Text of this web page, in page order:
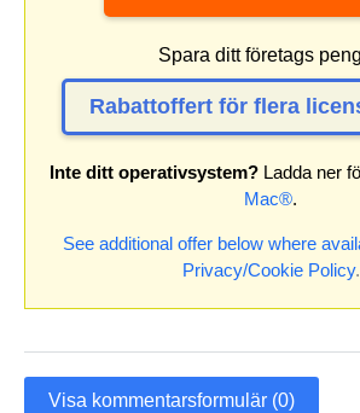
Spara ditt företags
Rabattoffert för flera
Inte ditt operativsystem? Ladda ner
Mac®.
See additional offer below where
Privacy/Cookie Policy.
Visa kommentarsformulär (0)